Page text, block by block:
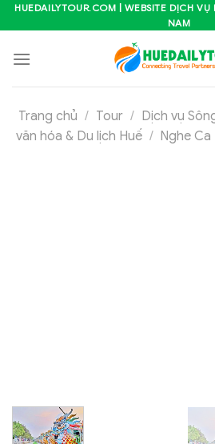
Skip
to
HUEDAILYTOUR.COM | WEBSITE DỊCH
NAM
Trang chủ / Tour / Dịch vụ
văn hóa & Du lịch Huế / Nghe